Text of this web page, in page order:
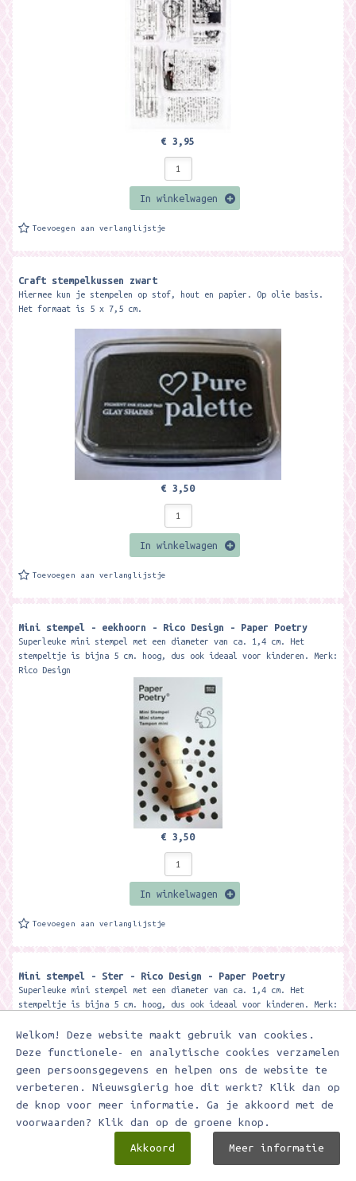
Welkom! Deze website maakt gebruik van cookies.
Deze functionele- en analytische cookies verzamelen
geen persoonsgegevens en helpen ons de website te
verbeteren. Nieuwsgierig hoe dit werkt? Klik dan op
de knop voor meer informatie. Ga je akkoord met de
voorwaarden? Klik dan op de groene knop.
Akkoord Meer informatie
€ 3,95
In winkelwagen
Toevoegen aan verlanglijstje
Craft stempelkussen zwart
Hiermee kun je stempelen op stof, hout en papier. Op olie basis.
Het formaat is 5 x 7,5 cm.
€ 3,50
In winkelwagen
Toevoegen aan verlanglijstje
Mini stempel - eekhoorn - Rico Design - Paper Poetry
Superleuke mini stempel met een diameter van ca. 1,4 cm. Het
stempeltje is bijna 5 cm. hoog, dus ook ideaal voor kinderen. Merk:
Rico Design
€ 3,50
In winkelwagen
Toevoegen aan verlanglijstje
Mini stempel - Ster - Rico Design - Paper Poetry
Superleuke mini stempel met een diameter van ca. 1,4 cm. Het
stempeltje is bijna 5 cm. hoog, dus ook ideaal voor kinderen. Merk: